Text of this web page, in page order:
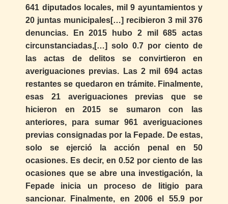
641 diputados locales, mil 9 ayuntamientos y
20 juntas municipales[…] recibieron 3 mil 376
denuncias. En 2015 hubo 2 mil 685 actas
circunstanciadas,[…] solo 0.7 por ciento de
las actas de delitos se convirtieron en
averiguaciones previas. Las 2 mil 694 actas
restantes se quedaron en trámite. Finalmente,
esas 21 averiguaciones previas que se
hicieron en 2015 se sumaron con las
anteriores, para sumar 961 averiguaciones
previas consignadas por la Fepade. De estas,
solo se ejerció la acción penal en 50
ocasiones. Es decir, en 0.52 por ciento de las
ocasiones que se abre una investigación, la
Fepade inicia un proceso de litigio para
sancionar. Finalmente, en 2006 el 55.9 por